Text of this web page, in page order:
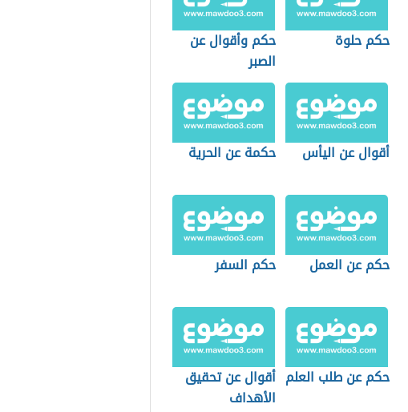
حكم حلوة
حكم وأقوال عن
الصبر
أقوال عن اليأس حكمة عن الحرية
حكم عن العمل حكم السفر
حكم عن طلب العلم أقوال عن تحقيق
الأهداف